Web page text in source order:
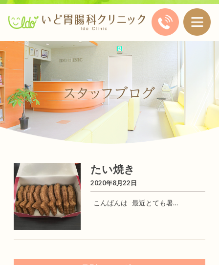
たい焼き
2020年8月22日
こんばんは 最近とても暑…